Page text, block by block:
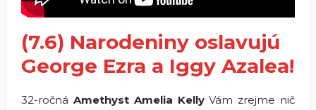
(7.6) Narodeniny oslavujú
George Ezra a Iggy Azalea!
32-ročná Amethyst Amelia KellyVám zrejme nič